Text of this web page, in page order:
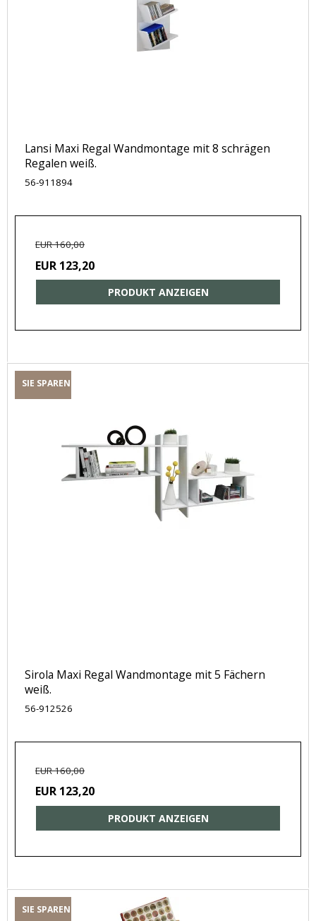
Lansi Maxi Regal Wandmontage mit 8 schrägen
Regalen weiß.
56-911894
EUR 160,00
EUR 123,20
PRODUKT ANZEIGEN
SIE SPAREN
Sirola Maxi Regal Wandmontage mit 5 Fächern
weiß.
56-912526
EUR 160,00
EUR 123,20
PRODUKT ANZEIGEN
SIE SPAREN